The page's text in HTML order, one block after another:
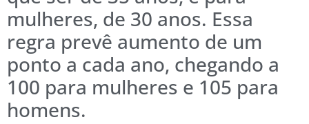
mulheres, de 30 anos. Essa
regra prevê aumento de um
ponto a cada ano, chegando a
100 para mulheres e 105 para
homens.